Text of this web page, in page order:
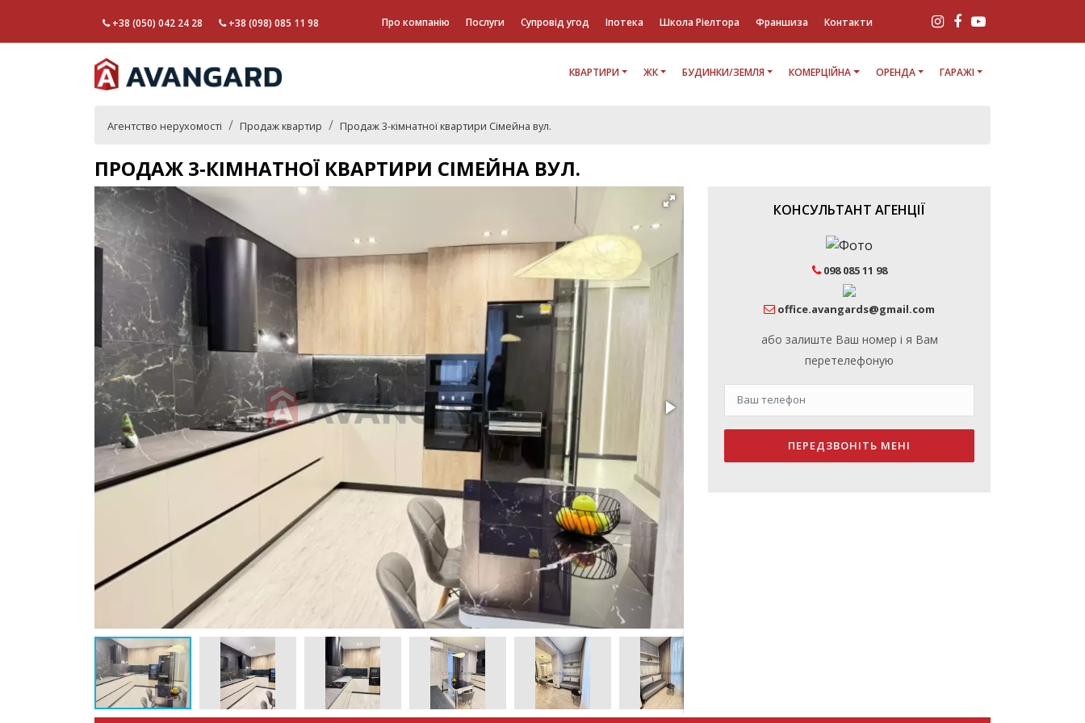
+38 (050) 042 24 28 +38 (098) 085 11 98 Про компанію Послуги Супровід угод Іпотека Школа Ріелтора Франшиза Контакти
КВАРТИРИ ЖК БУДИНКИ/ЗЕМЛЯ КОМЕРЦІЙНА ОРЕНДА ГАРАЖІ
Агентство нерухомості Продаж квартир Продаж 3-кімнатної квартири Сімейна вул.
ПРОДАЖ 3-КІМНАТНОЇ КВАРТИРИ СІМЕЙНА ВУЛ.
КОНСУЛЬТАНТ АГЕНЦІЇ
098 085 11 98
office.avangards@gmail.com
або залиште Ваш номер і я Вам
перетелефоную
ПЕРЕДЗВОНІТЬ МЕНІ